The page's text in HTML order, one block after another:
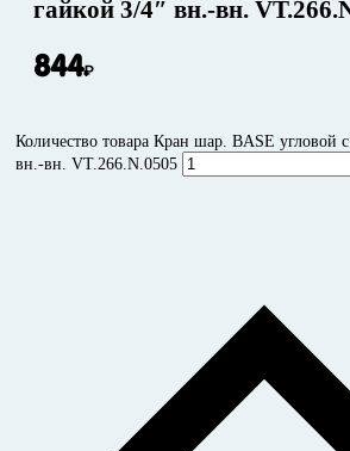
гайкой 3/4″ вн.-вн.
844₽
Количество товара Кран шар. BASE угловой
вн.-вн. VT.266.N.0505